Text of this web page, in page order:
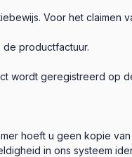
Voor het
productfactuur.
wordt geregistreerd op
hoeft u geen kopie
in ons systeem